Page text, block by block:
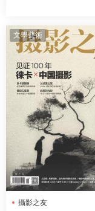
文學藝術
攝影之友